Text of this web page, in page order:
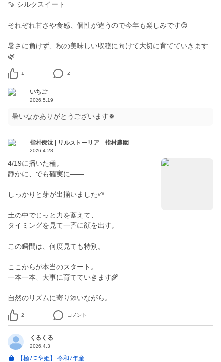
🍠 シルクスイート
それぞれ甘さや食感、個性が違うので今年も楽しみです😊
暑さに負けず、秋の美味しい収穫に向けて大切に育てていきます
🌿
1 2
いちご
2026.5.19
暑いなかありがとうございます🍀
指村僚汰 | リルストーリア 指村農園
2026.4.28
4/19に播いた種。
静かに、でも確実に——
しっかりと芽が出揃いました🌱
土の中でじっと力を蓄えて、
タイミングを見て一斉に顔を出す。
この瞬間は、何度見ても特別。
ここからが本当のスタート。
一本一本、大事に育てていきます🌾
自然のリズムに寄り添いながら。
2 コメント
くるくる
2026.4.3
【極ﾉつや姫】 令和7年産